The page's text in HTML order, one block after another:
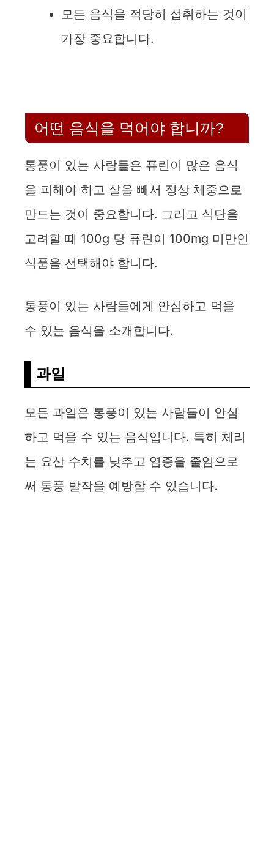
모든 음식을 적당히 섭취하는 것이
가장 중요합니다.
어떤 음식을 먹어야 합니까?
통풍이 있는 사람들은 퓨린이 많은 음식
을 피해야 하고 살을 빼서 정상 체중으로
만드는 것이 중요합니다. 그리고 식단을
고려할 때 100g 당 퓨린이 100mg 미만인
식품을 선택해야 합니다.
통풍이 있는 사람들에게 안심하고 먹을
수 있는 음식을 소개합니다.
과일
모든 과일은 통풍이 있는 사람들이 안심
하고 먹을 수 있는 음식입니다. 특히 체리
는 요산 수치를 낮추고 염증을 줄임으로
써 통풍 발작을 예방할 수 있습니다.